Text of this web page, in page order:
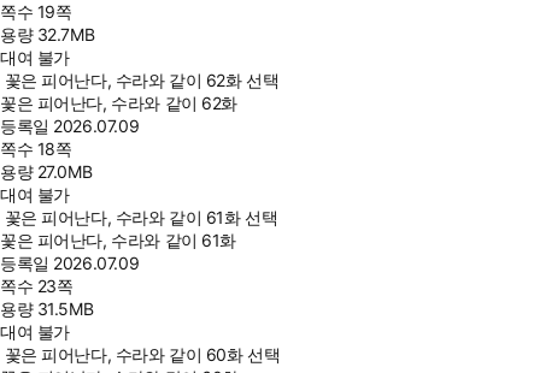
쪽수 19쪽
용량 32.7MB
대여 불가
꽃은 피어난다, 수라와 같이 62화 선택
꽃은 피어난다, 수라와 같이 62화
등록일 2026.07.09
쪽수 18쪽
용량 27.0MB
대여 불가
꽃은 피어난다, 수라와 같이 61화 선택
꽃은 피어난다, 수라와 같이 61화
등록일 2026.07.09
쪽수 23쪽
용량 31.5MB
대여 불가
꽃은 피어난다, 수라와 같이 60화 선택